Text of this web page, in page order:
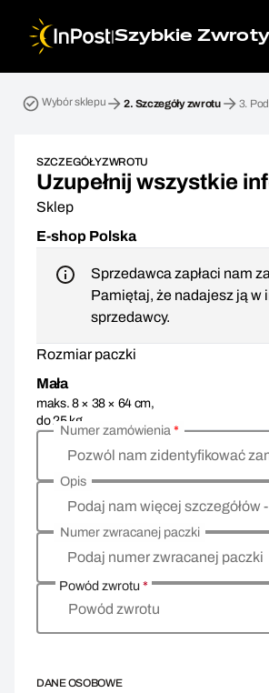
|Szybkie Zwroty
Wybór sklepu 2. Szczegóły zwrotu 3.
SZCZEGÓŁY ZWROTU
Uzupełnij wszystkie
Sklep
E-shop Polska
Sprzedawca zapłaci nam
Pamiętaj, że nadajesz ją w
sprzedawcy.
Rozmiar paczki
Mała
maks. 8 × 38 × 64 cm,
do 25 kg
Pozwól nam zidentyfikować
Numer zamówienia*
Opis
Podaj numer zwracanej paczki
Numer zwracanej paczki
Powód zwrotu*
Powód zwrotu
DANE OSOBOWE